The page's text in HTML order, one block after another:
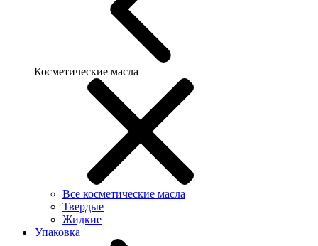
Косметические масла
Все косметические масла
Твердые
Жидкие
Упаковка